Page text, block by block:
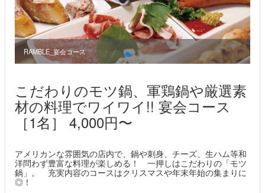
RAMBLE_宴会コース
こだわりのモツ鍋、軍鶏鍋や厳選素
材の料理でワイワイ!! 宴会コース
［1名］ 4,000円〜
アメリカンな雰囲気の店内で、鍋や刺身、チーズ、生ハム等和
洋問わず豊富な料理が楽しめる！ 一押しはこだわりの「モツ
鍋」。 充実内容のコースはクリスマスや年末年始の集まりに
◎！